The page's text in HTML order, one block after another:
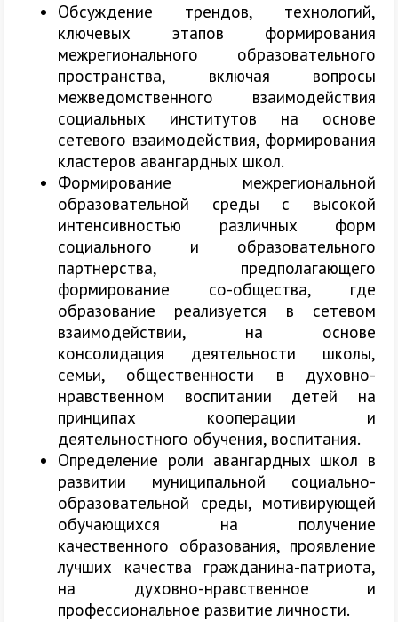
Обсуждение трендов, технологий,
ключевых этапов формирования
межрегионального образовательного
пространства, включая вопросы
межведомственного взаимодействия
социальных институтов на основе
сетевого взаимодействия, формирования
кластеров авангардных школ.
Формирование межрегиональной
образовательной среды с высокой
интенсивностью различных форм
социального и образовательного
партнерства, предполагающего
формирование со-общества, где
образование реализуется в сетевом
взаимодействии, на основе
консолидация деятельности школы,
семьи, общественности в духовно-
нравственном воспитании детей на
принципах кооперации и
деятельностного обучения, воспитания.
Определение роли авангардных школ в
развитии муниципальной социально-
образовательной среды, мотивирующей
обучающихся на получение
качественного образования, проявление
лучших качества гражданина-патриота,
на духовно-нравственное и
профессиональное развитие личности.